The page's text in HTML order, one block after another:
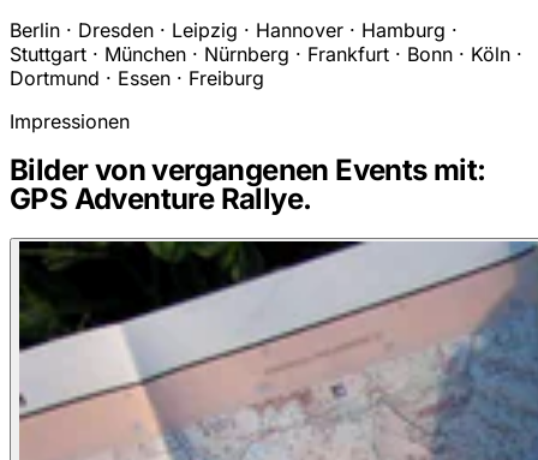
Berlin · Dresden · Leipzig · Hannover · Hamburg ·
Stuttgart · München · Nürnberg · Frankfurt · Bonn · Köln ·
Dortmund · Essen · Freiburg
Impressionen
Bilder von vergangenen Events mit:
GPS Adventure Rallye.